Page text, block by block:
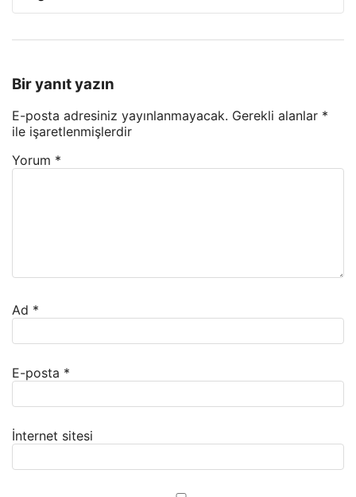
Bir yanıt yazın
E-posta adresiniz yayınlanmayacak. Gerekli alanlar *
ile işaretlenmişlerdir
Yorum *
Ad *
E-posta *
İnternet sitesi